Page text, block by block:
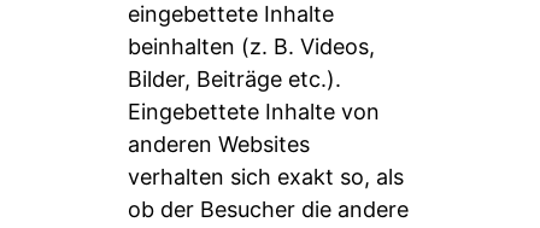
eingebettete Inhalte
beinhalten (z. B. Videos,
Bilder, Beiträge etc.).
Eingebettete Inhalte von
anderen Websites
verhalten sich exakt so, als
ob der Besucher die andere